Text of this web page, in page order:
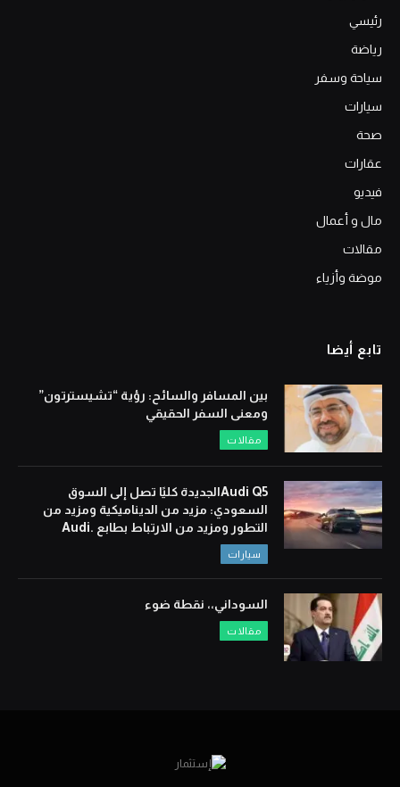
رئيسي
رياضة
سياحة وسفر
سيارات
صحة
عقارات
فيديو
مال و أعمال
مقالات
موضة وأزياء
تابع أيضا
بين المسافر والسائح: رؤية “تشيسترتون”
ومعنى السفر الحقيقي
مقالات
Audi Q5الجديدة كليًا تصل إلى السوق
السعودي: مزيد من الديناميكية ومزيد من
التطور ومزيد من الارتباط بطابع .Audi
سيارات
السوداني،، نقطة ضوء
مقالات